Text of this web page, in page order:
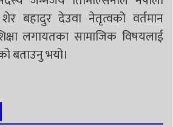
बहादुर देउवा नेतृत्वको वर्तमान
लगायतका सामाजिक विषयलाई
बताउनु भयो।